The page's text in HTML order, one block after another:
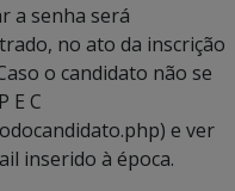
a senha será
no ato da inscrição
o candidato não se
E C
e ver
inserido à época.